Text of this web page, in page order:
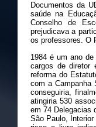
Documentos da
saúde na
Conselho de
prejudicava a
os professores. O
1984 é um ano
cargos de diretor
reforma do
com a Campanha
conseguiria,
atingiria 530
em 74 Delegacias
São Paulo,